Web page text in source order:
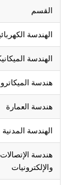
القسم
الهندسة
الهندسة
هندسة
هندسة العمارة
الهندسة المدنية
هندسة الإتصالات
والإلكترونيات